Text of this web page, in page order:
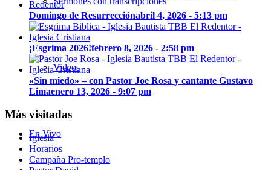
Videos
En Vivo
Domingo de Resurrecciónabril 4, 2026 - 5:13 pm
¡Esgrima 2026!febrero 8, 2026 - 2:58 pm
«Sin miedo» – con Pastor Joe Rosa y cantante Gustavo
Limaenero 13, 2026 - 9:07 pm
Más visitadas
Iglesia
Horarios
Campaña Pro-templo